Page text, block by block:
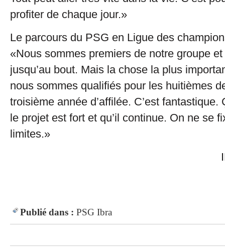
profiter de chaque jour.»
Le parcours du PSG en Ligue des
«Nous sommes premiers de notre groupe
jusqu’au bout. Mais la chose la plus
nous sommes qualifiés pour les huitièmes
troisième année d’affilée. C’est fantastique.
le projet est fort et qu’il continue. On ne se
limites.»
IN
Publié dans : PSG Ibra